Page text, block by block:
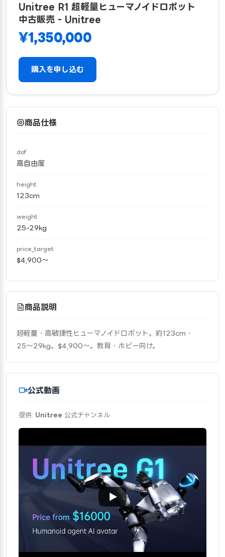
Unitree R1 超軽量ヒューマノイドロボット
中古販売 - Unitree
¥1,350,000
購入を申し込む
商品仕様
dof
高自由度
height
123cm
weight
25-29kg
price_target
$4,900〜
商品説明
超軽量・高敏捷性ヒューマノイドロボット。約123cm・
25〜29kg。$4,900〜。教育・ホビー向け。
公式動画
提供: Unitree 公式チャンネル